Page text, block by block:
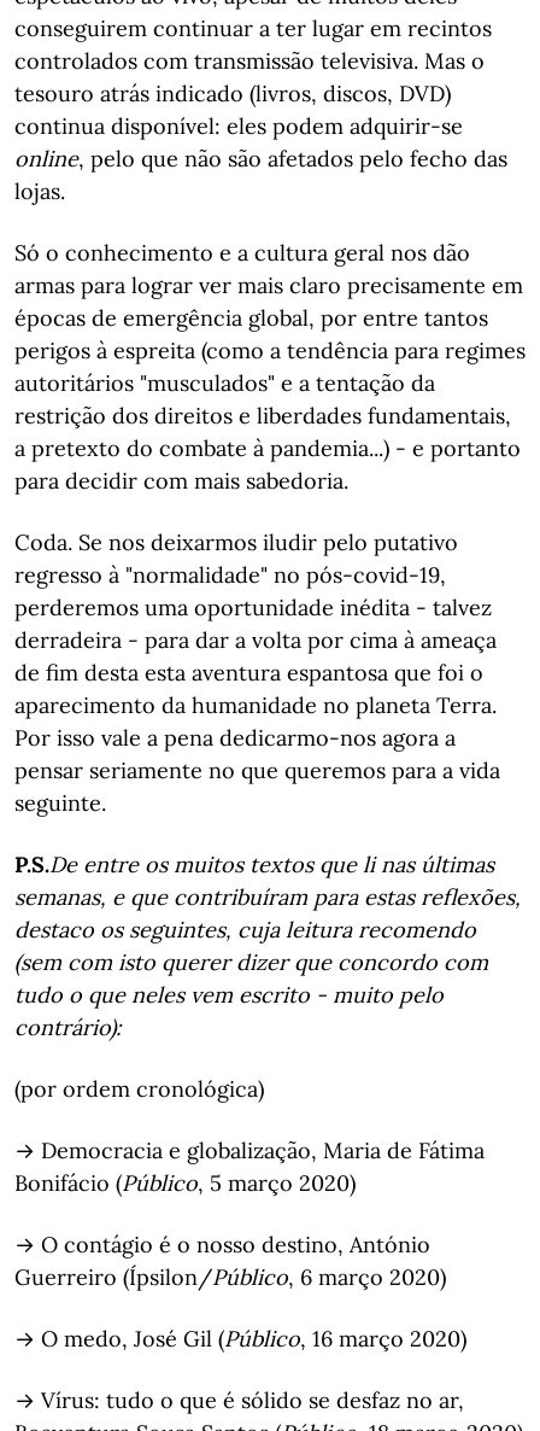
conseguirem continuar a ter lugar em recintos
controlados com transmissão televisiva. Mas o
tesouro atrás indicado (livros, discos, DVD)
continua disponível: eles podem adquirir-se
online, pelo que não são afetados pelo fecho das
lojas.
Só o conhecimento e a cultura geral nos dão
armas para lograr ver mais claro precisamente em
épocas de emergência global, por entre tantos
perigos à espreita (como a tendência para regimes
autoritários "musculados" e a tentação da
restrição dos direitos e liberdades fundamentais,
a pretexto do combate à pandemia...) - e portanto
para decidir com mais sabedoria.
Coda. Se nos deixarmos iludir pelo putativo
regresso à "normalidade" no pós-covid-19,
perderemos uma oportunidade inédita - talvez
derradeira - para dar a volta por cima à ameaça
de fim desta esta aventura espantosa que foi o
aparecimento da humanidade no planeta Terra.
Por isso vale a pena dedicarmo-nos agora a
pensar seriamente no que queremos para a vida
seguinte.
P.S.De entre os muitos textos que li nas últimas
semanas, e que contribuíram para estas reflexões,
destaco os seguintes, cuja leitura recomendo
(sem com isto querer dizer que concordo com
tudo o que neles vem escrito - muito pelo
contrário):
(por ordem cronológica)
→ Democracia e globalização, Maria de Fátima
Bonifácio (Público, 5 março 2020)
→ O contágio é o nosso destino, António
Guerreiro (Ípsilon/Público, 6 março 2020)
→ O medo, José Gil (Público, 16 março 2020)
→ Vírus: tudo o que é sólido se desfaz no ar,